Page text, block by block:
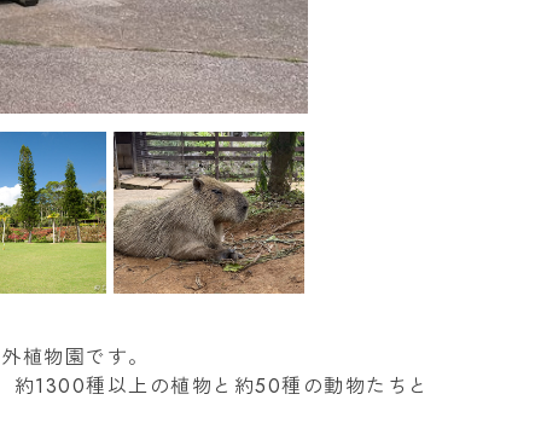
植物園です。
1300種以上の植物と約50種の動物たちと